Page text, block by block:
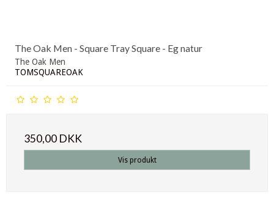
The Oak Men - Square Tray Square - Eg natur
The Oak Men
TOMSQUAREOAK
350,00 DKK
Vis produkt